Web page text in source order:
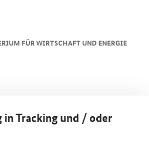
FÜR WIRTSCHAFT UND ENERGIE
in Tracking und / oder